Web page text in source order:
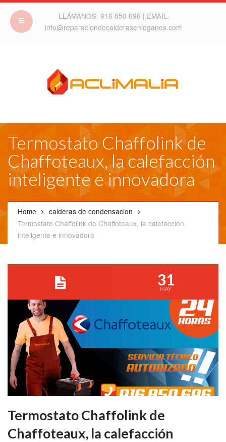
LLÁMANOS: 916 850 696 | EMAIL
info@reparaciondecalderasenleganes.com
Termostato Chaffolink de
Chaffoteaux, la calefacción
inteligente e innovadora
Home
calderas de condensacion
Termostato Chaffolink de Chaffoteaux, la calefacción
inteligente e innovadora
31
MAY
Termostato Chaffolink de
Chaffoteaux, la calefacción